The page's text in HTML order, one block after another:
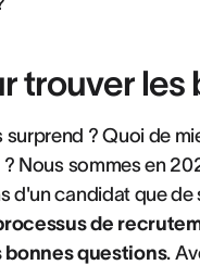
trouver les
? Quoi de
Nous sommes en
d'un candidat que
de
bonnes questions.